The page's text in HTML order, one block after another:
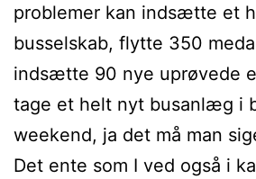
problemer kan indsætte et
busselskab, flytte 350
indsætte 90 nye uprøvede
tage et helt nyt busanlæg i
weekend, ja det må man
Det ente som I ved også i